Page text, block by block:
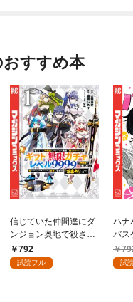
すすめ本
信じていた仲間達にダ
ンジョン奥地で殺され
かけたがギフト『無限
ガチャ』でレベル９９
792
試読フル
ハ
バス
試